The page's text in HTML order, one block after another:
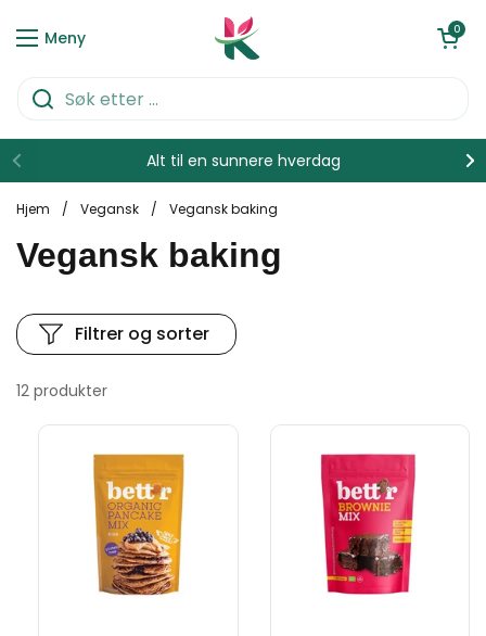
Meny
Åpen0
Alt til en sunnere hverdag
Hjem / Vegansk / Vegansk baking
Vegansk baking
12 produkter
Filtrer og sorter